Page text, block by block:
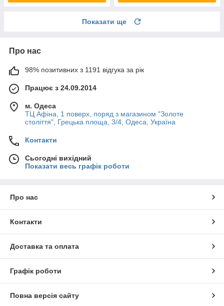
Показати ще
Про нас
98% позитивних з 1191 відгука за рік
Працює з 24.09.2014
м. Одеса
ТЦ Афіна, 1 поверх, поряд з магазином "Золоте
століття", Грецька площа, 3/4, Одеса, Україна
Контакти
Сьогодні вихідний
Показати весь графік роботи
Про нас
Контакти
Доставка та оплата
Графік роботи
Повна версія сайту